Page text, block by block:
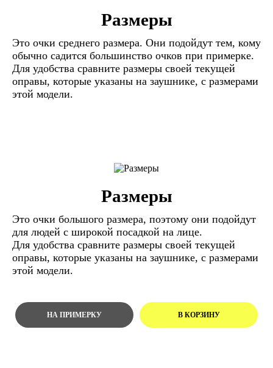
Размеры
Это очки среднего размера. Они подойдут тем, кому
обычно садится большинство очков при примерке.
Для удобства сравните размеры своей текущей
оправы, которые указаны на заушнике, с размерами
этой модели.
Размеры
Это очки большого размера, поэтому они подойдут
для людей с широкой посадкой на лице.
Для удобства сравните размеры своей текущей
оправы, которые указаны на заушнике, с размерами
этой модели.